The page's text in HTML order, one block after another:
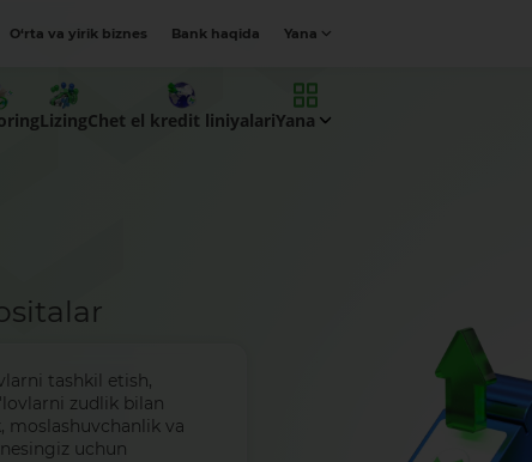
O‘rta va yirik biznes Bank haqida Yana
LizingChet el kredit liniyalariYana
tashkil etish,
zudlik bilan
moslashuvchanlik va
uchun